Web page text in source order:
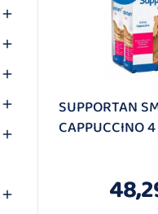






SUPPORTAN
CAPPUCCINO